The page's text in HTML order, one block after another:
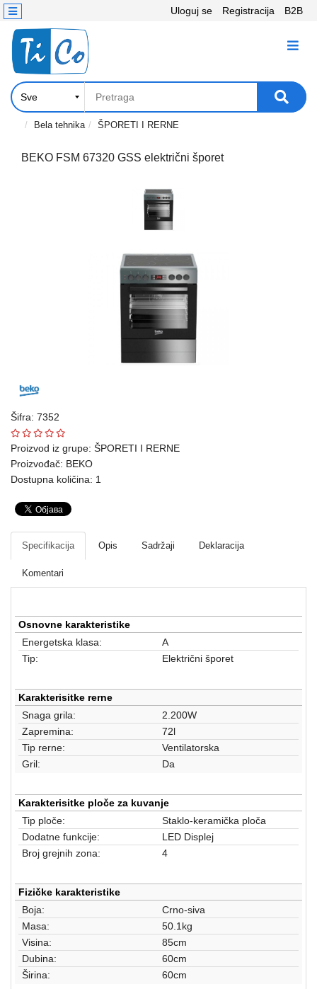
Uloguj se Registracija B2B
KATEGORIJE
Računari,
Komponente
Laptop
tablet
Telefoni
oprema
Mrežna
Fotoaparati
kamere
Kućni
aparati
Software
Sve
kategorije
Kontakt
Bela tehnika ŠPORETI I RERNE
BEKO FSM 67320 GSS električni šporet
Šifra: 7352
Proizvod iz grupe: ŠPORETI I RERNE
Proizvođač: BEKO
Dostupna količina: 1
Specifikacija Opis Sadržaji Deklaracija
Komentari
Osnovne karakteristike
Energetska klasa:
A
Tip:
Električni šporet
Karakterisitke rerne
Snaga grila:
2.200W
Zapremina:
72l
Tip rerne:
Ventilatorska
Gril:
Da
Karakterisitke ploče za kuvanje
Tip ploče:
Staklo-keramička ploča
Dodatne funkcije:
LED Displej
Broj grejnih zona:
4
Fizičke karakteristike
Boja:
Crno-siva
Masa:
50.1kg
Visina:
85cm
Dubina:
60cm
Širina:
60cm